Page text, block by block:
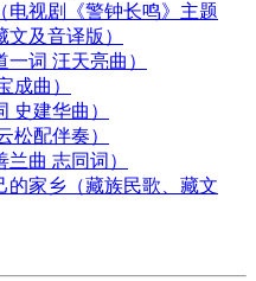
电视剧《警钟长鸣》主题
及音译版）
词 汪天亮曲）
成曲）
史建华曲）
松配伴奏）
曲 志同词）
的家乡（藏族民歌、藏文